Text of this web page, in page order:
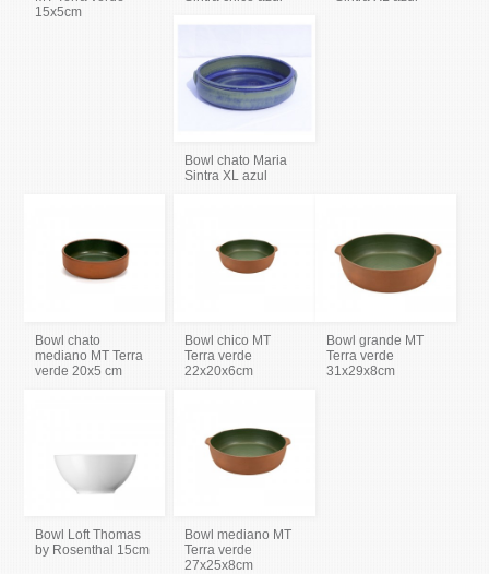
15x5cm
Bowl chato Maria
Sintra XL azul
Bowl chato
mediano MT Terra
verde 20x5 cm
Bowl chico MT
Terra verde
22x20x6cm
Bowl grande MT
Terra verde
31x29x8cm
Bowl Loft Thomas
by Rosenthal 15cm
Bowl mediano MT
Terra verde
27x25x8cm